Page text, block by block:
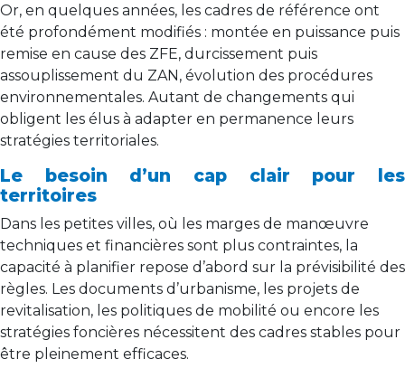
Or, en quelques années, les cadres de référence ont
été profondément modifiés : montée en puissance puis
remise en cause des ZFE, durcissement puis
assouplissement du ZAN, évolution des procédures
environnementales. Autant de changements qui
obligent les élus à adapter en permanence leurs
stratégies territoriales.
Le besoin d’un cap clair pour les
territoires
Dans les petites villes, où les marges de manœuvre
techniques et financières sont plus contraintes, la
capacité à planifier repose d’abord sur la prévisibilité des
règles. Les documents d’urbanisme, les projets de
revitalisation, les politiques de mobilité ou encore les
stratégies foncières nécessitent des cadres stables pour
être pleinement efficaces.